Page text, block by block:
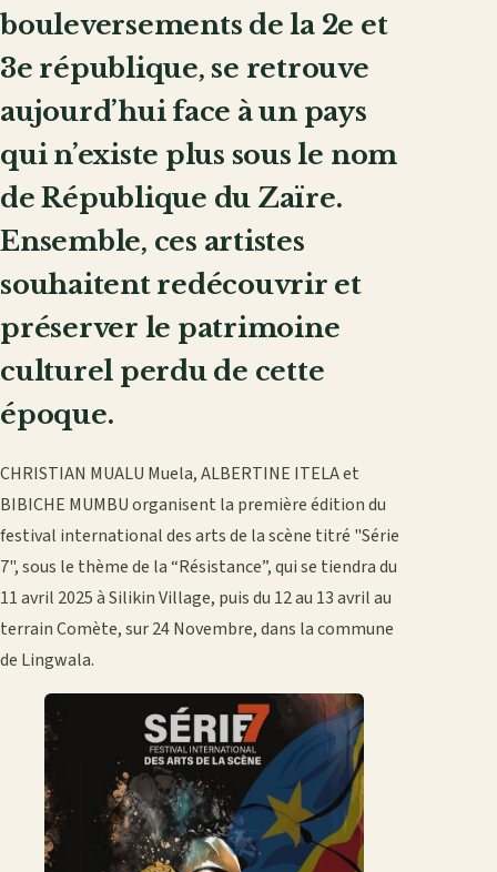
bouleversements de la 2e et
3e république, se retrouve
aujourd’hui face à un pays
qui n’existe plus sous le nom
de République du Zaïre.
Ensemble, ces artistes
souhaitent redécouvrir et
préserver le patrimoine
culturel perdu de cette
époque.
CHRISTIAN MUALU Muela, ALBERTINE ITELA et
BIBICHE MUMBU organisent la première édition du
festival international des arts de la scène titré "Série
7", sous le thème de la “Résistance”, qui se tiendra du
11 avril 2025 à Silikin Village, puis du 12 au 13 avril au
terrain Comète, sur 24 Novembre, dans la commune
de Lingwala.